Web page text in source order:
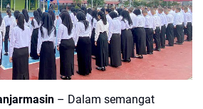
– Dalam semangat